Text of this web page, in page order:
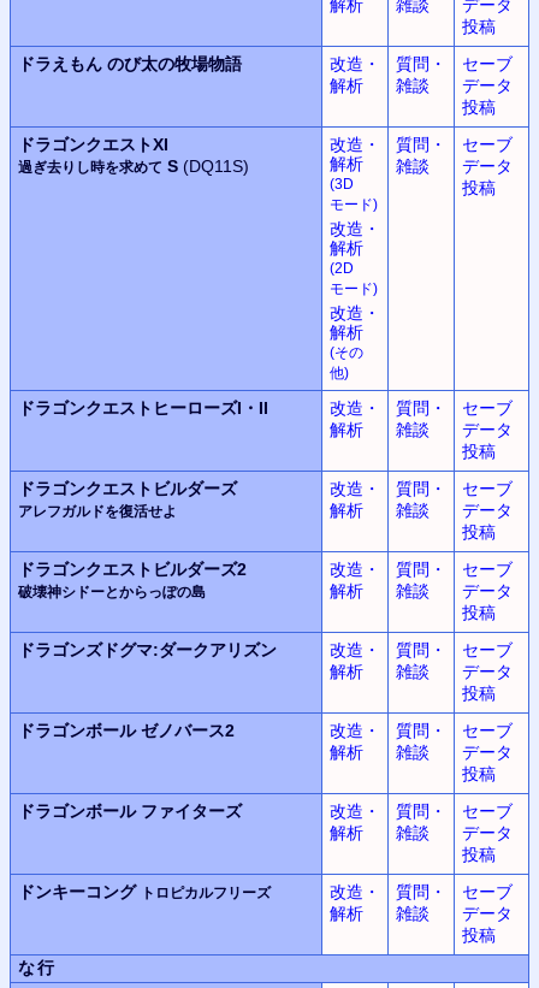
解析 雑談
データ
投稿
ドラえもん のび太の牧場物語
改造・
解析
質問・
雑談
セーブ
データ
投稿
ドラゴンクエストXI
過ぎ去りし時を求めて S (DQ11S)
改造・
解析
(3D
モード)
改造・
解析
(2D
モード)
改造・
解析
(その
他)
質問・
雑談
セーブ
データ
投稿
ドラゴンクエストヒーローズI・II
改造・
解析
質問・
雑談
セーブ
データ
投稿
ドラゴンクエストビルダーズ
アレフガルドを復活せよ
改造・
解析
質問・
雑談
セーブ
データ
投稿
ドラゴンクエストビルダーズ2
破壊神シドーとからっぽの島
改造・
解析
質問・
雑談
セーブ
データ
投稿
ドラゴンズドグマ:ダークアリズン
改造・
解析
質問・
雑談
セーブ
データ
投稿
ドラゴンボールゼノバース2
改造・
解析
質問・
雑談
セーブ
データ
投稿
ドラゴンボール ファイターズ
改造・
解析
質問・
雑談
セーブ
データ
投稿
ドンキーコング トロピカルフリーズ
改造・
解析
質問・
雑談
セーブ
データ
投稿
な行